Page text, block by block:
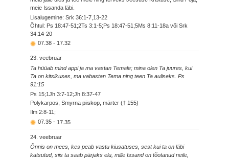
meie Issanda läbi.
Lisalugemine: Srk 36:1-7,13-22
Õhtul: Ps 18:47-51;2Ts 3:1-5;Ps 18:47-51;5Ms 8:11-18a või Srk
34:14-20
07.38 - 17.32
23. veebruar
Ta hüüab mind appi ja ma vastan Temale; mina olen Ta juures, kui
Ta on kitsikuses, ma vabastan Tema ning teen Ta auliseks. Ps
91:15
Ps 15;1Jh 3:7-12;Jh 8:37-47
Polykarpos, Smyrna piiskop, märter († 155)
Ilm 2:8-11;
07.35 - 17.35
24. veebruar
Õnnis on mees, kes peab vastu kiusatuses, sest kui ta on läbi
katsutud, siis ta saab pärjaks elu, mille Issand on tõotanud neile,